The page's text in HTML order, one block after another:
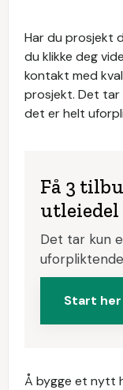
Har du prosjekt
du klikke deg
kontakt med
prosjekt. Det tar
det er helt
Få 3
utleiedel
Det tar kun
uforpliktende
Start her
Å bygge et nytt